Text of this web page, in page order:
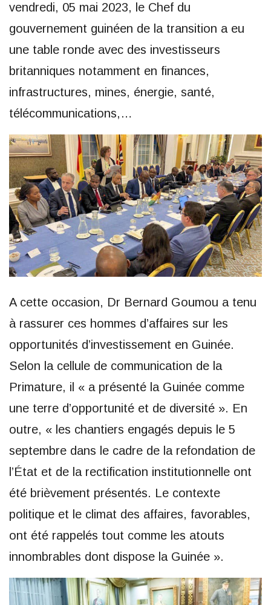
vendredi, 05 mai 2023, le Chef du
gouvernement guinéen de la transition a eu
une table ronde avec des investisseurs
britanniques notamment en finances,
infrastructures, mines, énergie, santé,
télécommunications,…
A cette occasion, Dr Bernard Goumou a tenu
à rassurer ces hommes d’affaires sur les
opportunités d’investissement en Guinée.
Selon la cellule de communication de la
Primature, il « a présenté la Guinée comme
une terre d’opportunité et de diversité ». En
outre, « les chantiers engagés depuis le 5
septembre dans le cadre de la refondation de
l’État et de la rectification institutionnelle ont
été brièvement présentés. Le contexte
politique et le climat des affaires, favorables,
ont été rappelés tout comme les atouts
innombrables dont dispose la Guinée ».